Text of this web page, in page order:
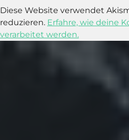
Diese Website verwendet
reduzieren. Erfahre, wie deine
verarbeitet werden.